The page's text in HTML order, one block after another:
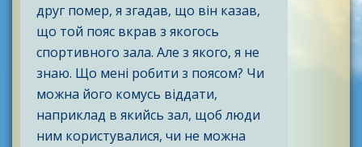
друг помер, я згадав, що він казав,
що той пояс вкрав з якогось
спортивного зала. Але з якого, я не
знаю. Що мені робити з поясом? Чи
можна його комусь віддати,
наприклад в якийсь зал, щоб люди
ним користувалися, чи не можна